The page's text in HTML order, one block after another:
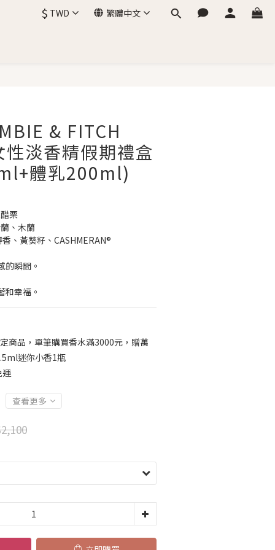
$ TWD 繁體中文
& FITCH
淡香精假期禮盒
體乳200ml)
栗
、木蘭
、黃葵籽、CASHMERAN®
的瞬間。
和幸福。
商品，單筆購買香水滿3000元，贈萬
迷你小香1瓶
運
查看更多